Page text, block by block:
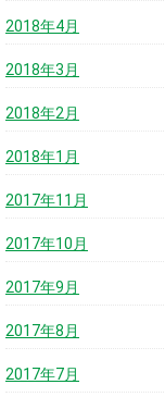
2018年4月
2018年3月
2018年2月
2018年1月
2017年11月
2017年10月
2017年9月
2017年8月
2017年7月